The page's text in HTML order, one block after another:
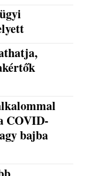
COVID-
bajba